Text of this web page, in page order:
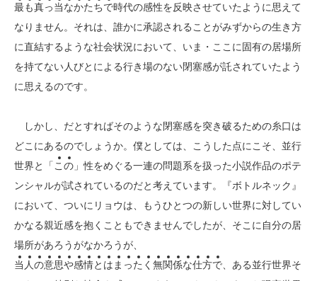
最も真っ当なかたちで時代の感性を反映させていたように思えて
なりません。それは、誰かに承認されることがみずからの生き方
に直結するような社会状況において、いま・ここに固有の居場所
を持てない人びとによる行き場のない閉塞感が託されていたよう
に思えるのです。
しかし、だとすればそのような閉塞感を突き破るための糸口は
どこにあるのでしょうか。僕としては、こうした点にこそ、並行
世界と「 こ の 」性をめぐる一連の問題系を扱った小説作品のポテ
ンシャルが試されているのだと考えています。『ボトルネック』
において、ついにリョウは、もうひとつの新しい世界に対してい
かなる親近感を抱くこともできませんでしたが、そこに自分の居
場所があろうがなかろうが、
当 人の意思や感情と は ま った く 無関係な仕方で 、ある並行世界そ